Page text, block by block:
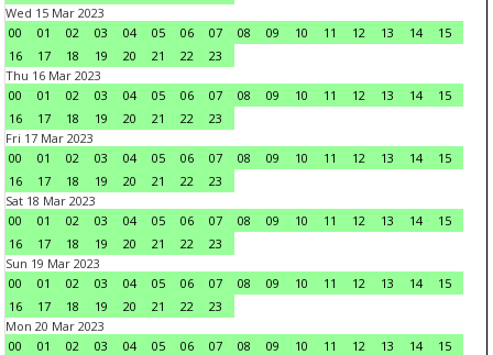
Wed 15 Mar 2023
00
01 02 03 04 05 06 07 08 09 10 11 12 13 14
15
16
17 18 19 20 21 22
23
Thu 16 Mar 2023
00
01 02 03 04 05 06 07 08 09 10 11 12 13 14
15
16
17 18 19 20 21 22
23
Fri 17 Mar 2023
00
01 02 03 04 05 06 07 08 09 10 11 12 13 14
15
16
17 18 19 20 21 22
23
Sat 18 Mar 2023
00
01 02 03 04 05 06 07 08 09 10 11 12 13 14
15
16
17 18 19 20 21 22
23
Sun 19 Mar 2023
00
01 02 03 04 05 06 07 08 09 10 11 12 13 14
15
16
17 18 19 20 21 22
23
Mon 20 Mar 2023
00
01 02 03 04 05 06 07 08 09 10 11 12 13 14
15